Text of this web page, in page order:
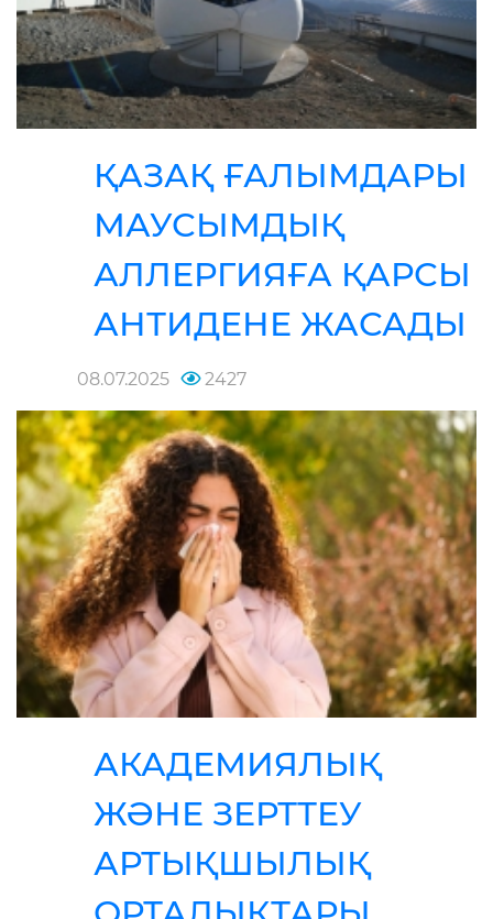
ҚАЗАҚ ҒАЛЫМДАРЫ
МАУСЫМДЫҚ
АЛЛЕРГИЯҒА ҚАРСЫ
АНТИДЕНЕ ЖАСАДЫ
08.07.2025 2427
АКАДЕМИЯЛЫҚ
ЖӘНЕ ЗЕРТТЕУ
АРТЫҚШЫЛЫҚ